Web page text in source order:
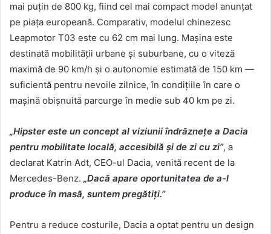
mai puțin de 800 kg, fiind cel mai compact model anunțat
pe piața europeană. Comparativ, modelul chinezesc
Leapmotor T03 este cu 62 cm mai lung. Mașina este
destinată mobilității urbane și suburbane, cu o viteză
maximă de 90 km/h și o autonomie estimată de 150 km —
suficientă pentru nevoile zilnice, în condițiile în care o
mașină obișnuită parcurge în medie sub 40 km pe zi.
„Hipster este un concept al viziunii îndrăznețe a Dacia
pentru mobilitate locală, accesibilă și de zi cu zi”, a
declarat Katrin Adt, CEO-ul Dacia, venită recent de la
Mercedes-Benz. „Dacă apare oportunitatea de a-l
produce în masă, suntem pregătiți.”
Pentru a reduce costurile, Dacia a optat pentru un design